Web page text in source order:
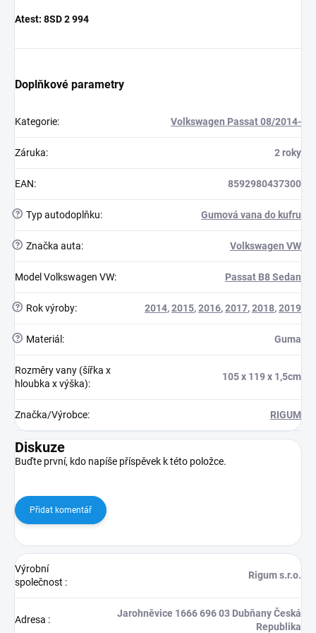
Atest: 8SD 2 994
Doplňkové parametry
Kategorie: Volkswagen Passat 08/2014-
Záruka: 2 roky
EAN: 8592980437300
? Typ autodoplňku: Gumová vana do kufru
? Značka auta: Volkswagen VW
Model Volkswagen VW: Passat B8 Sedan
? Rok výroby: 2014,2015,2016,2017,2018,2019
? Materiál : Guma
Rozměry vany (šířka x
hloubka x výška):
105 x 119 x 1,5cm
Značka/Výrobce: RIGUM
Diskuze
Buďte první, kdo napíše příspěvek k této položce.
Přidat komentář
Výrobní
společnost :
Rigum s.r.o.
Adresa :
Jarohněvice 1666 696 03 Dubňany Česká
Republika